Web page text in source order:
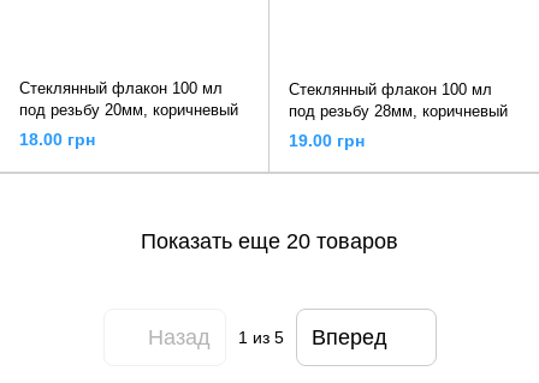
Стеклянный флакон 100 мл
под резьбу 20мм, коричневый
18.00 грн
Стеклянный флакон 100 мл
под резьбу 28мм, коричневый
19.00 грн
Показать еще 20 товаров
Назад 1из 5 Вперед